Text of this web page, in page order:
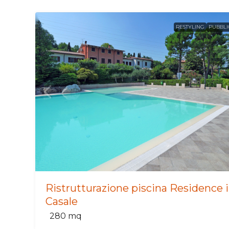
RESTYLING
Ristrutturazione piscina Residence
Casale
280 mq